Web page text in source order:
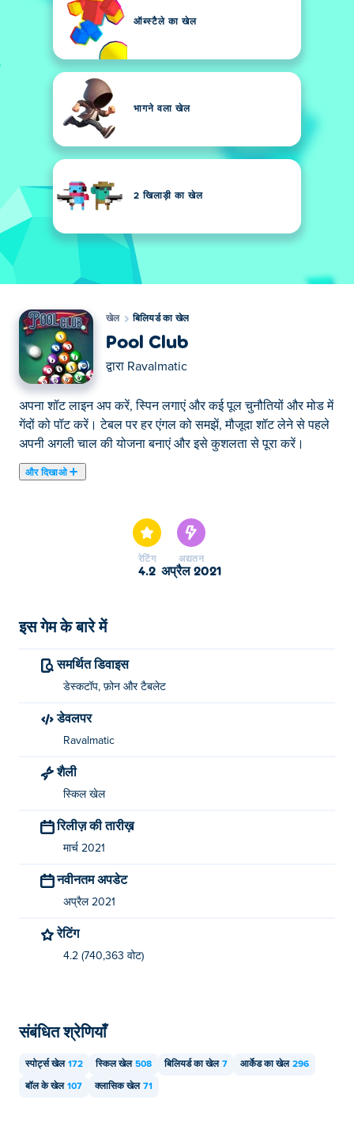
ऑब्स्टैले का खेल
भागने वला खेल
2 खिलाड़ी का खेल
खेल बिलियर्ड का खेल
Pool Club
द्वारा Ravalmatic
अपना शॉट लाइन अप करें, स्पिन लगाएं और कई पूल चुनौतियों और मोड में
गेंदों को पॉट करें। टेबल पर हर एंगल को समझें, मौजूदा शॉट लेने से पहले
अपनी अगली चाल की योजना बनाएं और इसे कुशलता से पूरा करें।
और दिखाओ
रेटिंग
4.2
अद्यतन
अप्रैल 2021
इस गेम के बारे में
समर्थित डिवाइस
डेस्कटॉप, फ़ोन और टैबलेट
डेवलपर
Ravalmatic
शैली
स्किल खेल
रिलीज़ की तारीख़
मार्च 2021
नवीनतम अपडेट
अप्रैल 2021
रेटिंग
4.2 (740,363 वोट)
संबंधित श्रेणियाँ
स्पोर्ट्स खेल 172 स्किल खेल 508 बिलियर्ड का खेल 7 आर्केड का खेल 296
बॉल के खेल 107 क्लासिक खेल 71